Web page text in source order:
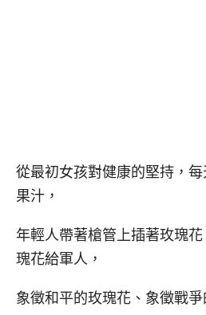
從最初女孩對健康的堅持，
果汁，
年輕人帶著槍管上插著玫瑰
瑰花給軍人，
象徵和平的玫瑰花、象徵戰爭